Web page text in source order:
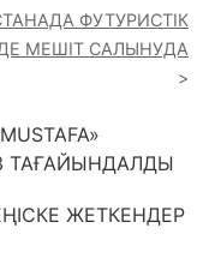
ФУТУРИСТІК
МЕШІТ САЛЫНУДА
ТАҒАЙЫНДАЛДЫ
ЖЕТКЕНДЕР